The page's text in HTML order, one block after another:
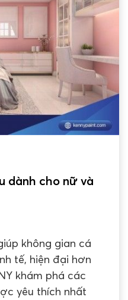
dành cho nữ và
không gian cá
tế, hiện đại hơn
khám phá các
yêu thích nhất